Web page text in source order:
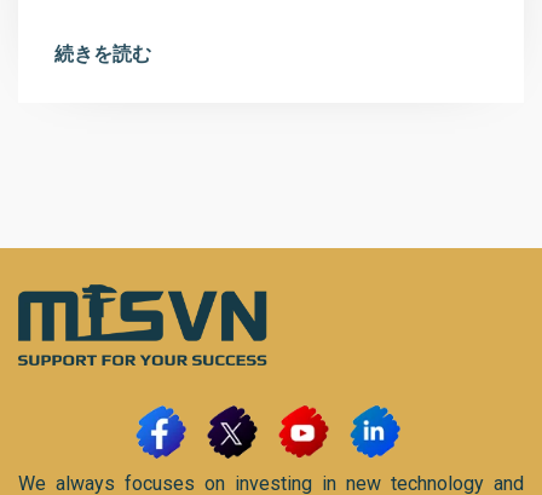
続きを読む
We always focuses on investing in new technology and